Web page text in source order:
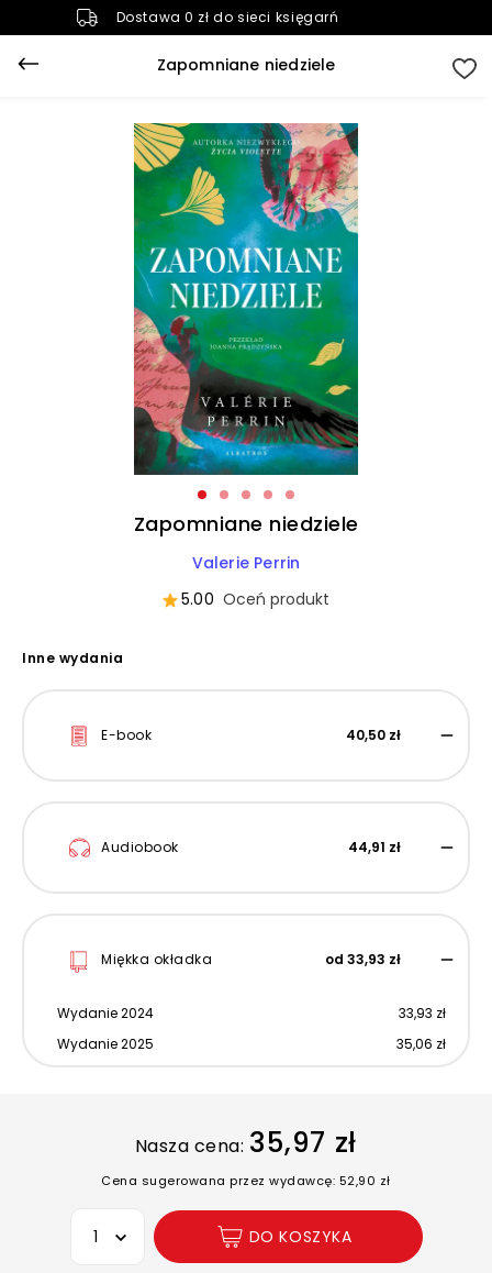
Dostawa 0 zł do sieci księgarń
Zapomniane niedziele
Zapomniane niedziele
Valerie Perrin
5.00 Oceń produkt
Inne wydania
E-book 40,50 zł
Audiobook 44,91 zł
Miękka okładka od 33,93 zł
Wydanie 2024
33,93 zł
Wydanie 2025
35,06 zł
Nasza cena: 35,97 zł
Cena sugerowana przez wydawcę: 52,90 zł
Wybierz opcję
DO KOSZYKA